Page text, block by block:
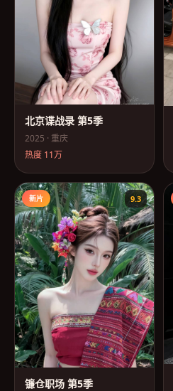
北京谍战录 第5季
2025 · 重庆
热度 11万
新片 9.3
镰仓职场 第5季